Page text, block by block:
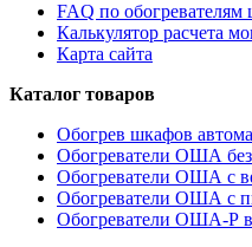
FAQ по
Калькулятор расчета
Карта сайта
Каталог товаров
Обогрев шкафов
Обогреватели ОША без
Обогреватели ОША с
Обогреватели ОША с
Обогреватели ОША-Р